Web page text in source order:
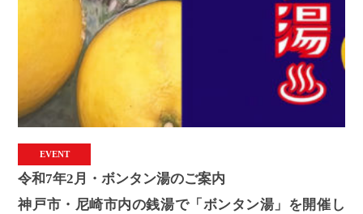
EVENT
令和7年2月・ボンタン湯のご案内
神戸市・尼崎市内の銭湯で「ボンタン湯」を開催し